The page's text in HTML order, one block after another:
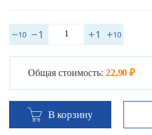
Общая стоимость: 22,90 ₽
В корзину